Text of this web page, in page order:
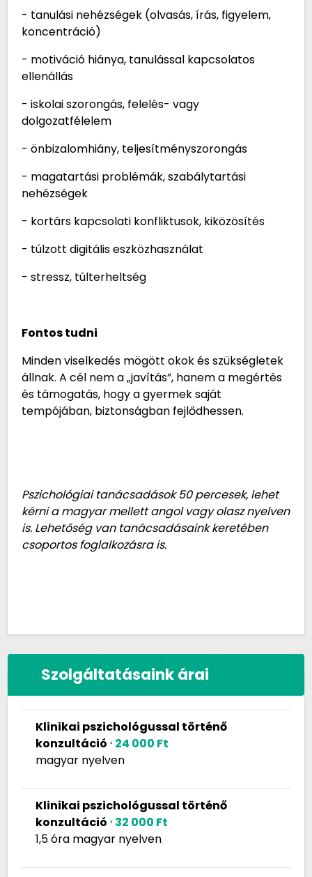
- tanulási nehézségek (olvasás, írás, figyelem,
koncentráció)
- motiváció hiánya, tanulással kapcsolatos
ellenállás
- iskolai szorongás, felelés- vagy
dolgozatfélelem
- önbizalomhiány, teljesítményszorongás
- magatartási problémák, szabálytartási
nehézségek
- kortárs kapcsolati konfliktusok, kiközösítés
- túlzott digitális eszközhasználat
- stressz, túlterheltség
Fontos tudni
Minden viselkedés mögött okok és szükségletek
állnak. A cél nem a „javítás”, hanem a megértés
és támogatás, hogy a gyermek saját
tempójában, biztonságban fejlődhessen.
Pszichológiai tanácsadások 50 percesek, lehet
kérni a magyar mellett angol vagy olasz nyelven
is. Lehetőség van tanácsadásaink keretében
csoportos foglalkozásra is.
Szolgáltatásaink árai
Klinikai pszichológussal történő
konzultáció ⋅ 24 000 Ft
magyar nyelven
Klinikai pszichológussal történő
konzultáció ⋅ 32 000 Ft
1,5 óra magyar nyelven